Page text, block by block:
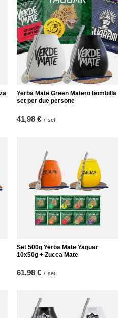
Yerba Mate Green Matero bombilla
set per due persone
41,98 € / set
Set 500g Yerba Mate Yaguar
10x50g + Zucca Mate
61,98 € / set